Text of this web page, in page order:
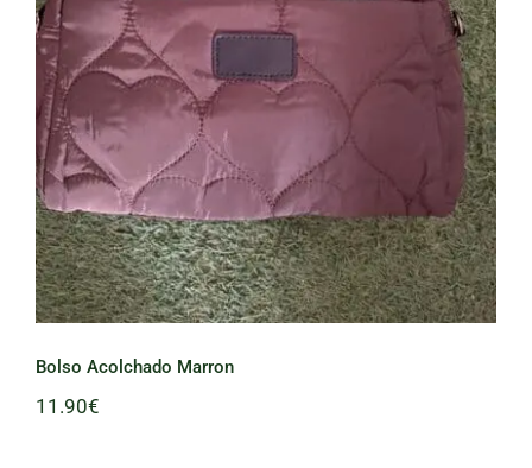
Bolso Acolchado Marron
Bolso Acolchado Marron
11.90€